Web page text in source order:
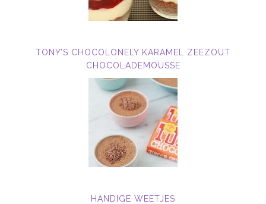
TONY’S CHOCOLONELY KARAMEL ZEEZOUT
CHOCOLADEMOUSSE
HANDIGE WEETJES